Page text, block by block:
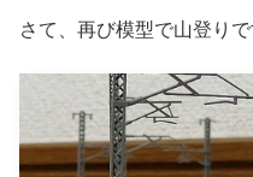
さて、再び模型で山登りで